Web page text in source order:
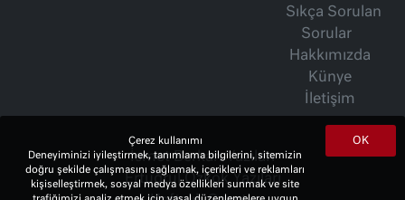
Sıkça Sorulan
Sorular
Hakkımızda
Künye
İletişim
İsmet Berkan Yazıları
Ertuğrul Özkök Yazıları
OK
Çerez kullanımı
Deneyiminizi iyileştirmek, tanımlama bilgilerini, sitemizin
doğru şekilde çalışmasını sağlamak, içerikleri ve reklamları
kişiselleştirmek, sosyal medya özellikleri sunmak ve site